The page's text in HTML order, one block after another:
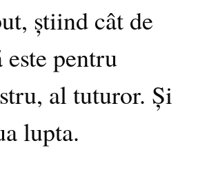
știind cât de
pentru
al tuturor. Și
lupta.